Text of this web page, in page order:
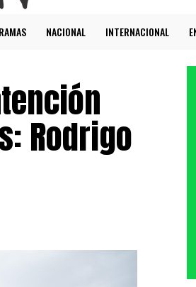
NACIONAL INTERNACIONAL
Rodrigo